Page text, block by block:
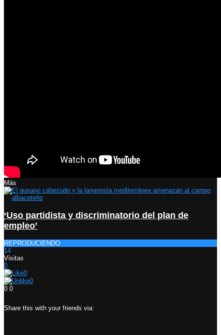
Más
‘Uso partidista y discriminatorio del plan de
empleo’
REPRODUCIENDO
14
Visitas
0
0
0
0 0
Share this with your friends via: